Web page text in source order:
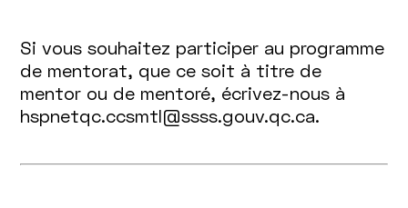
Si vous souhaitez participer au programme
de mentorat, que ce soit à titre de
mentor ou de mentoré, écrivez-nous à
hspnetqc.ccsmtl@ssss.gouv.qc.ca.